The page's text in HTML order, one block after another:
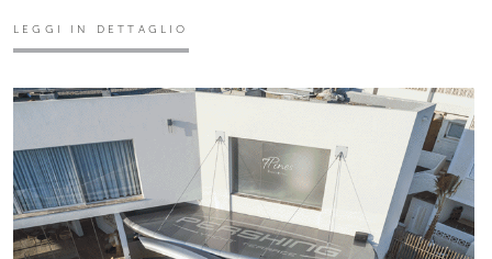
LEGGI IN DETTAGLIO